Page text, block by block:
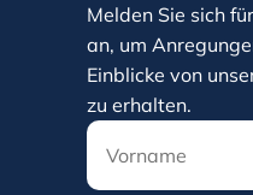
Melden Sie sich
an, um
Einblicke von
zu erhalten.